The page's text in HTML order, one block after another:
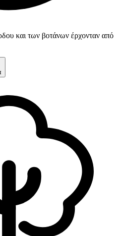
και των βοτάνων έρχονταν από